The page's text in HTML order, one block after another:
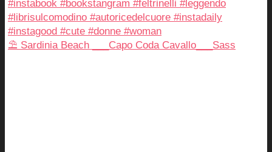
⛱️ Sardinia Beach ___Capo Coda Cavallo___Sass